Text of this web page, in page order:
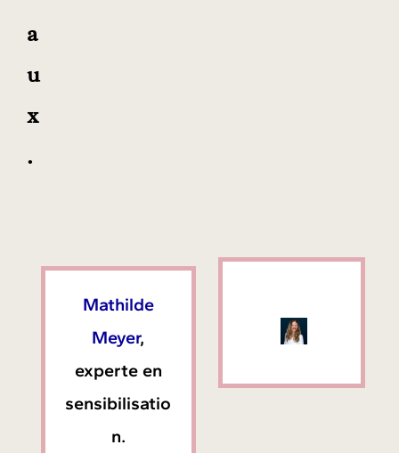
a
u
x
.
Mathilde
Meyer,
experte en
sensibilisatio
n.